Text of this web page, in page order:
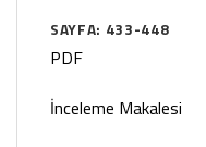
SAYFA: 433-448
PDF
İnceleme Makalesi